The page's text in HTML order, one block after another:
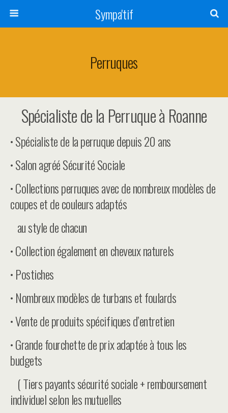
Sympa'tif
Perruques
Spécialiste de la Perruque à Roanne
• Spécialiste de la perruque depuis 20 ans
• Salon agréé Sécurité Sociale
• Collections perruques avec de nombreux modèles de
coupes et de couleurs adaptés
au style de chacun
• Collection également en cheveux naturels
• Postiches
• Nombreux modèles de turbans et foulards
• Vente de produits spécifiques d’entretien
• Grande fourchette de prix adaptée à tous les
budgets
( Tiers payants sécurité sociale + remboursement
individuel selon les mutuelles